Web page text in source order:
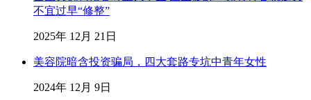
不宜过早“修整”
2025年 12月 21日
美容院暗含投资骗局，四大套路专坑中青年女性
2024年 12月 9日